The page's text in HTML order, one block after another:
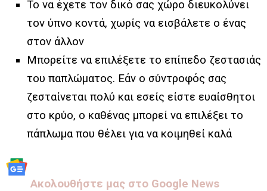
Το να έχετε τον δικό σας χώρο διευκολύνει
τον ύπνο κοντά, χωρίς να εισβάλετε ο ένας
στον άλλον
Μπορείτε να επιλέξετε το επίπεδο ζεστασιάς
του παπλώματος. Εάν ο σύντροφός σας
ζεσταίνεται πολύ και εσείς είστε ευαίσθητοι
στο κρύο, ο καθένας μπορεί να επιλέξει το
πάπλωμα που θέλει για να κοιμηθεί καλά
Aκολουθήστε μας στo Google News